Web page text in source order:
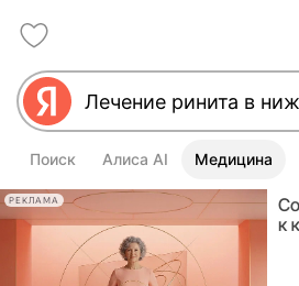
Поиск Алиса AI Медицина
РЕКЛАМА